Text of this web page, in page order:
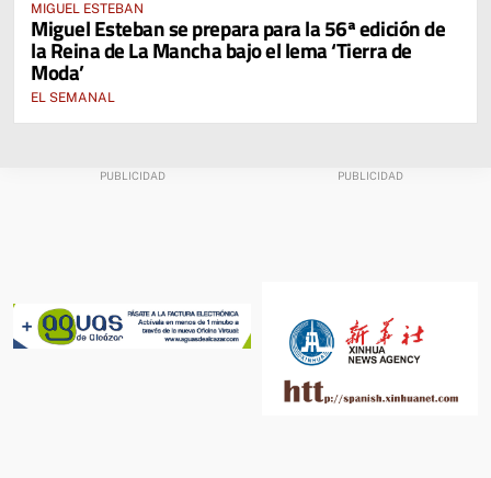
MIGUEL ESTEBAN
Miguel Esteban se prepara para la 56ª edición de
la Reina de La Mancha bajo el lema ‘Tierra de
Moda’
EL SEMANAL